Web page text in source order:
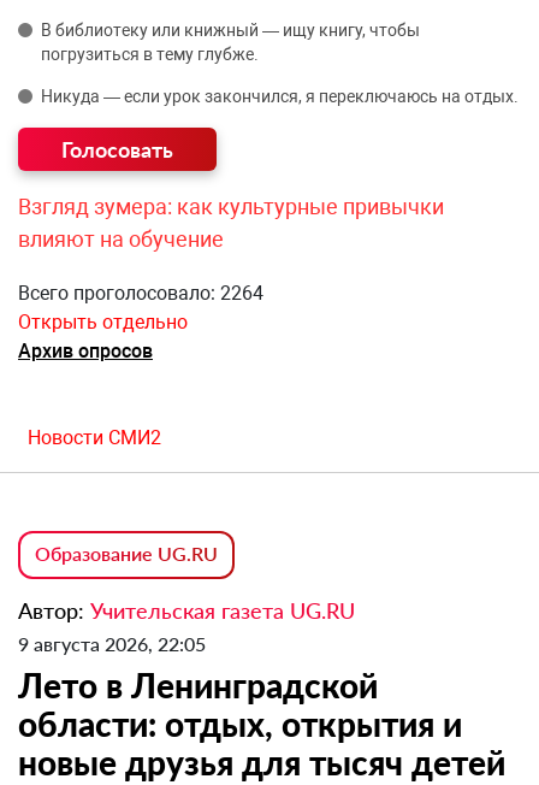
В библиотеку или книжный — ищу книгу, чтобы
погрузиться в тему глубже.
Никуда — если урок закончился, я переключаюсь на отдых.
Взгляд зумера: как культурные привычки
влияют на обучение
Всего проголосовало: 2264
Открыть отдельно
Архив опросов
Новости СМИ2
Образование UG.RU
Автор: Учительская газета UG.RU
9 августа 2026, 22:05
Лето в Ленинградской
области: отдых, открытия и
новые друзья для тысяч детей